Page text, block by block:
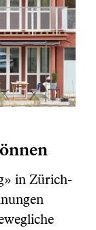
in Zürich-